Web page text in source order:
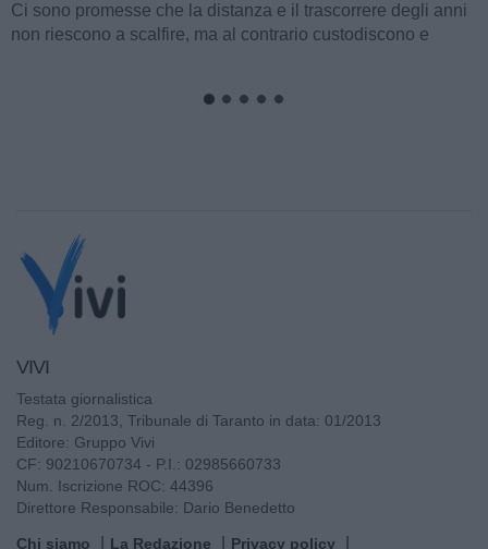
Nella mattinata di ieri, l’aula consiliare del Comune di
Palagiano ha ospitato la presentazione della fase operativa
VIVI
Testata giornalistica
Reg. n. 2/2013, Tribunale di Taranto in data: 01/2013
Editore: Gruppo Vivi
CF: 90210670734 - P.I.: 02985660733
Num. Iscrizione ROC: 44396
Direttore Responsabile: Dario Benedetto
Chi siamo La Redazione Privacy policy